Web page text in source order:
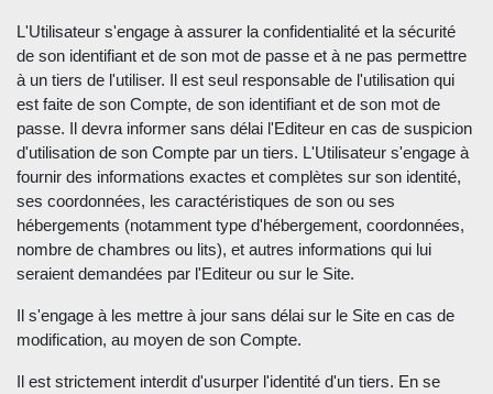
L'Utilisateur s'engage à assurer la confidentialité et la sécurité
de son identifiant et de son mot de passe et à ne pas permettre
à un tiers de l'utiliser. Il est seul responsable de l'utilisation qui
est faite de son Compte, de son identifiant et de son mot de
passe. Il devra informer sans délai l'Editeur en cas de suspicion
d'utilisation de son Compte par un tiers. L'Utilisateur s'engage à
fournir des informations exactes et complètes sur son identité,
ses coordonnées, les caractéristiques de son ou ses
hébergements (notamment type d'hébergement, coordonnées,
nombre de chambres ou lits), et autres informations qui lui
seraient demandées par l'Editeur ou sur le Site.
Il s'engage à les mettre à jour sans délai sur le Site en cas de
modification, au moyen de son Compte.
Il est strictement interdit d'usurper l'identité d'un tiers. En se